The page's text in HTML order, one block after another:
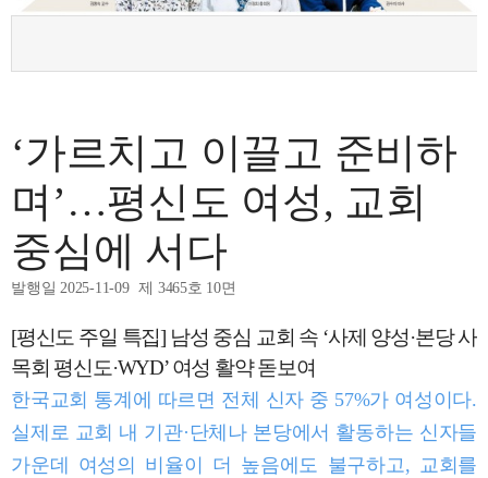
‘가르치고 이끌고 준비하
며’…평신도 여성, 교회
중심에 서다
발행일 2025-11-09 제 3465호 10면
[평신도 주일 특집] 남성 중심 교회 속 ‘사제 양성·본당 사
목회 평신도·WYD’ 여성 활약 돋보여
한국교회 통계에 따르면 전체 신자 중 57%가 여성이다.
실제로 교회 내 기관·단체나 본당에서 활동하는 신자들
가운데 여성의 비율이 더 높음에도 불구하고, 교회를